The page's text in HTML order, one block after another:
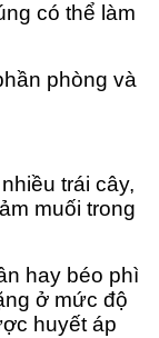
có thể làm
phòng và
trái cây,
muối trong
hay béo phì
ở mức độ
huyết áp